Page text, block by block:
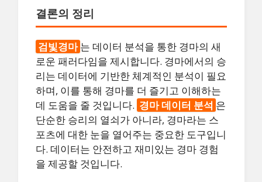
결론의 정리
검빛경마 는 데이터 분석을 통한 경마의 새
로운 패러다임을 제시합니다. 경마에서의 승
리는 데이터에 기반한 체계적인 분석이 필요
하며, 이를 통해 경마를 더 즐기고 이해하는
데 도움을 줄 것입니다. 경마 데이터 분석 은
단순한 승리의 열쇠가 아니라, 경마라는 스
포츠에 대한 눈을 열어주는 중요한 도구입니
다. 데이터는 안전하고 재미있는 경마 경험
을 제공할 것입니다.